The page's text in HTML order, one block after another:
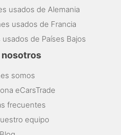
usados de Alemania
usados de Francia
de Países Bajos
nosotros
somos
eCarsTrade
frecuentes
equipo